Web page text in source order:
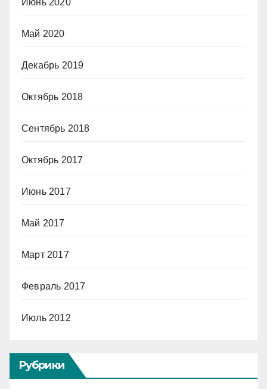
Май 2020
Декабрь 2019
Октябрь 2018
Сентябрь 2018
Октябрь 2017
Июнь 2017
Май 2017
Март 2017
Февраль 2017
Июль 2012
Рубрики